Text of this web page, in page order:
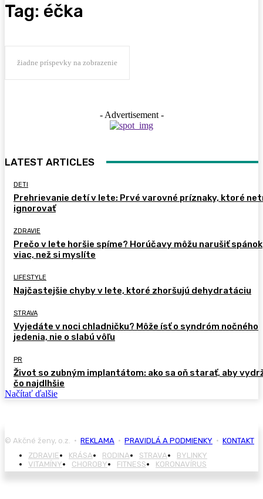
Tag: éčka
žiadne príspevky na zobrazenie
- Advertisement -
LATEST ARTICLES
DETI
Prehrievanie detí v lete: Prvé varovné príznaky, ktoré
ignorovať
ZDRAVIE
Prečo v lete horšie spíme? Horúčavy môžu narušiť spánok
viac, než si myslíte
LIFESTYLE
Najčastejšie chyby v lete, ktoré zhoršujú dehydratáciu
STRAVA
Vyjedáte v noci chladničku? Môže ísť o syndróm nočného
jedenia, nie o slabú vôľu
PR
Život so zubným implantátom: ako sa oň starať, aby
čo najdlhšie
Načítať ďalšie
© Akčné ženy, o.z. • REKLAMA • PRAVIDLÁ A PODMIENKY • KONTAKT
ZDRAVIE
KRÁSA RODINA STRAVA
BYLINKY
VITAMÍNY
CHOROBY FITNESS KORONAVÍRUS